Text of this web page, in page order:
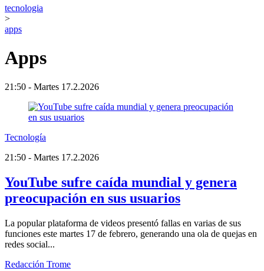
tecnologia
>
apps
Apps
21:50 - Martes 17.2.2026
Tecnología
21:50 - Martes 17.2.2026
YouTube sufre caída mundial y genera
preocupación en sus usuarios
La popular plataforma de videos presentó fallas en varias de sus
funciones este martes 17 de febrero, generando una ola de quejas en
redes social...
Redacción Trome